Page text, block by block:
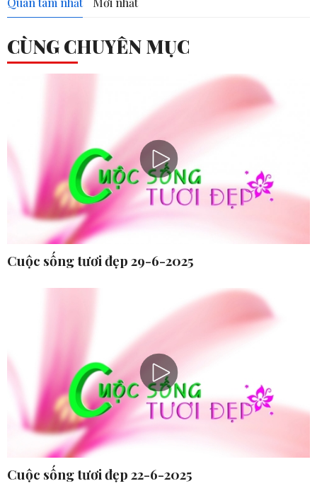
CÙNG CHUYÊN MỤC
Cuộc sống tươi đẹp 29-6-2025
Cuộc sống tươi đẹp 22-6-2025